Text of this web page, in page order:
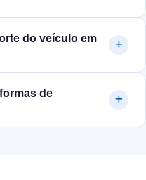
do veículo em
de